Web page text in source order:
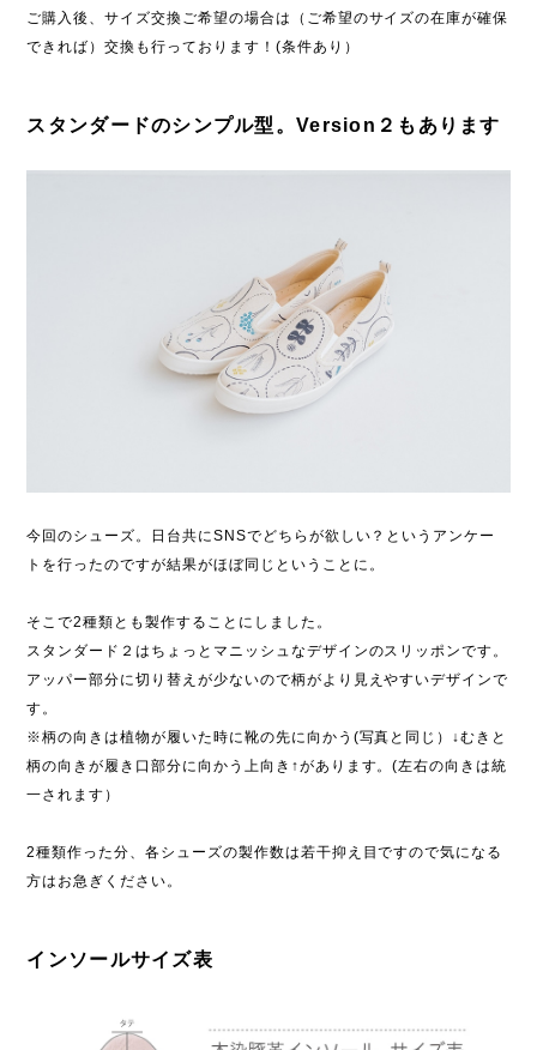
ご購入後、サイズ交換ご希望の場合は（ご希望のサイズの在庫が確保
できれば）交換も行っております！(条件あり）
スタンダードのシンプル型。Version２もあります
今回のシューズ。日台共にSNSでどちらが欲しい？というアンケー
トを行ったのですが結果がほぼ同じということに。
そこで2種類とも製作することにしました。
スタンダード２はちょっとマニッシュなデザインのスリッポンです。
アッパー部分に切り替えが少ないので柄がより見えやすいデザインで
す。
※柄の向きは植物が履いた時に靴の先に向かう(写真と同じ）↓むきと
柄の向きが履き口部分に向かう上向き↑があります。(左右の向きは統
一されます）
2種類作った分、各シューズの製作数は若干抑え目ですので気になる
方はお急ぎください。
インソールサイズ表